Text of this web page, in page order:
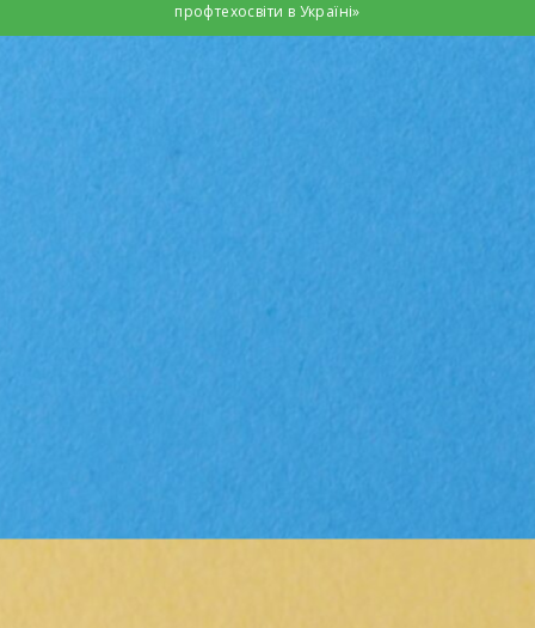
профтехосвіти в Україні»